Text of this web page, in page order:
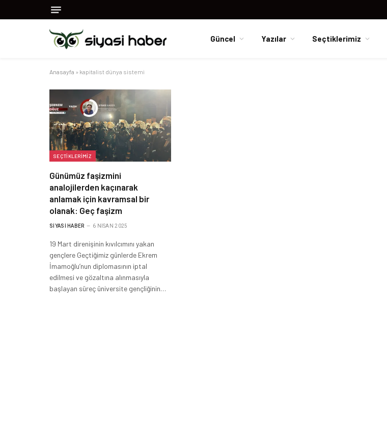
Güncel Yazılar Seçtiklerimiz
Anasayfa » kapitalist dünya sistemi
SEÇTIKLERIMIZ
Günümüz faşizmini
analojilerden kaçınarak
anlamak için kavramsal bir
olanak: Geç faşizm
SIYASI HABER 6 NISAN 2025
19 Mart direnişinin kıvılcımını yakan
gençlere Geçtiğimiz günlerde Ekrem
İmamoğlu’nun diplomasının iptal
edilmesi ve gözaltına alınmasıyla
başlayan süreç üniversite gençliğinin…